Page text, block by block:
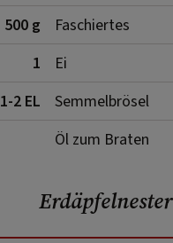
500 g
Faschiertes
1
Ei
1-2 EL
Semmelbrösel
Öl zum Braten
Erdäpfelnester